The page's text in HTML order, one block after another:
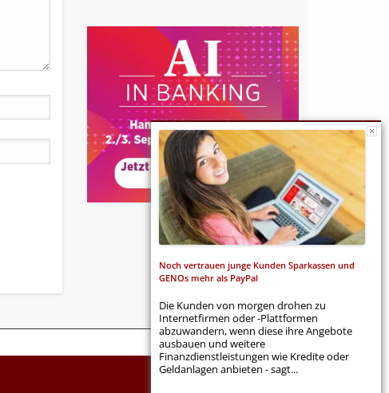
Noch vertrauen junge Kunden Sparkassen und
GENOs mehr als PayPal
Die Kunden von morgen drohen zu
Internetfirmen oder -Plattformen
abzuwandern, wenn diese ihre Angebote
ausbauen und weitere
Finanzdienstleistungen wie Kredite oder
Geldanlagen anbieten - sagt...